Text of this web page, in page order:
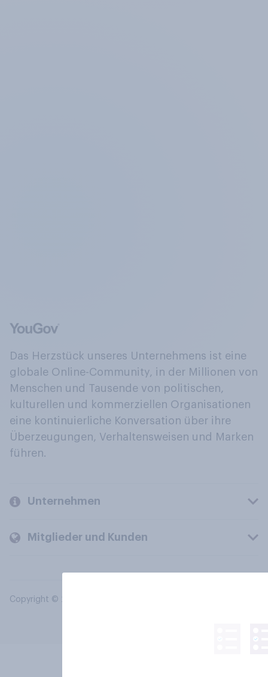
Das Herzstück unseres Unternehmens ist eine
globale Online-Community, in der Millionen von
Menschen und Tausende von politischen,
kulturellen und kommerziellen Organisationen
eine kontinuierliche Konversation über ihre
Überzeugungen, Verhaltensweisen und Marken
führen.
Unternehmen
Mitglieder und Kunden
Copyright © 2026 YouGov PLC. Alle Rechte vorbehalten.